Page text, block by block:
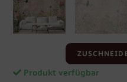
Produkt verfügbar